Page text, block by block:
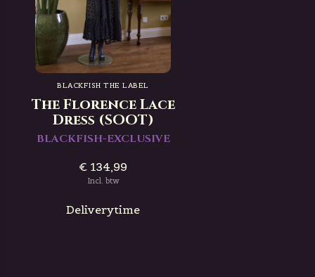
BLACKFISH THE LABEL
The Florence Lace
Dress (SOOT)
BLACKFISH-EXCLUSIVE
€ 134,99
Incl. btw
Deliverytime